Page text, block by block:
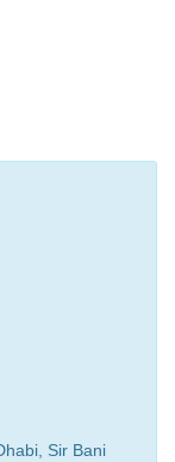
Sir Bani